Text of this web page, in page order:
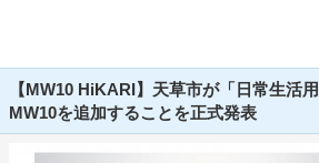
【MW10 HiKARI】天草市が「日常生活
MW10を追加することを正式発表